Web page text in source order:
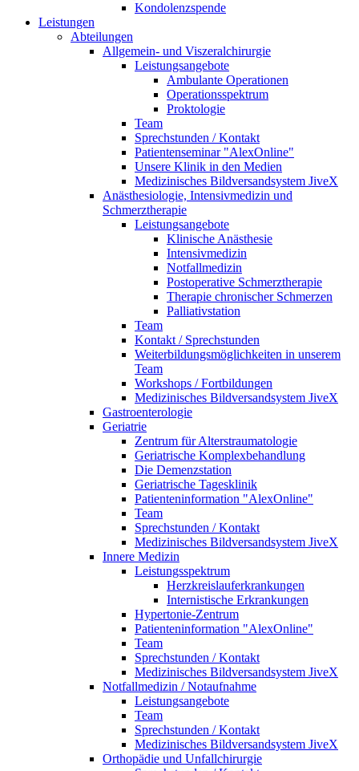
Kondolenzspende
Leistungen
Abteilungen
Allgemein- und Viszeralchirurgie
Leistungsangebote
Ambulante Operationen
Operationsspektrum
Proktologie
Team
Sprechstunden / Kontakt
Patientenseminar "AlexOnline"
Unsere Klinik in den Medien
Medizinisches Bildversandsystem JiveX
Anästhesiologie, Intensivmedizin und
Schmerztherapie
Leistungsangebote
Klinische Anästhesie
Intensivmedizin
Notfallmedizin
Postoperative Schmerztherapie
Therapie chronischer Schmerzen
Palliativstation
Team
Kontakt / Sprechstunden
Weiterbildungsmöglichkeiten in unserem
Team
Workshops / Fortbildungen
Medizinisches Bildversandsystem JiveX
Gastroenterologie
Geriatrie
Zentrum für Alterstraumatologie
Geriatrische Komplexbehandlung
Die Demenzstation
Geriatrische Tagesklinik
Patienteninformation "AlexOnline"
Team
Sprechstunden / Kontakt
Medizinisches Bildversandsystem JiveX
Innere Medizin
Leistungsspektrum
Herzkreislauferkrankungen
Internistische Erkrankungen
Hypertonie-Zentrum
Patienteninformation "AlexOnline"
Team
Sprechstunden / Kontakt
Medizinisches Bildversandsystem JiveX
Notfallmedizin / Notaufnahme
Leistungsangebote
Team
Sprechstunden / Kontakt
Medizinisches Bildversandsystem JiveX
Orthopädie und Unfallchirurgie